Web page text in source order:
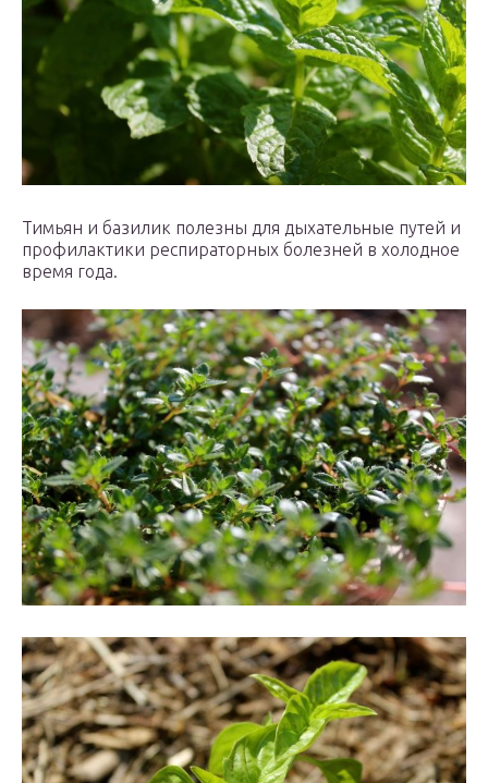
Тимьян и базилик полезны для дыхательные путей и
профилактики респираторных болезней в холодное
время года.